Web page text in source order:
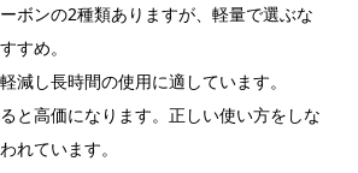
ボンの2種類ありますが、軽量で選ぶな
すめ。
減し長時間の使用に適しています。
と高価になります。正しい使い方をしな
れています。